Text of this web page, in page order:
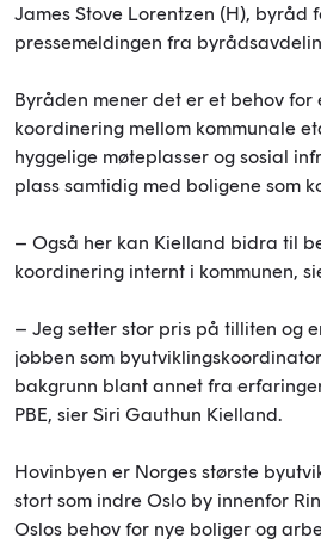
James Stove Lorentzen (H), byråd
pressemeldingen fra
Byråden mener det er et behov for
koordinering mellom kommunale
hyggelige møteplasser og sosial
plass samtidig med boligene som
– Også her kan Kielland bidra til
koordinering internt i kommunen,
– Jeg setter stor pris på tilliten og
jobben som
bakgrunn blant annet fra
PBE, sier Siri Gauthun Kielland.
Hovinbyen er Norges største
stort som indre Oslo by innenfor
Oslos behov for nye boliger og